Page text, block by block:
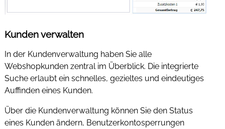
Kunden verwalten
In der Kundenverwaltung haben Sie alle
Webshopkunden zentral im Überblick. Die integrierte
Suche erlaubt ein schnelles, gezieltes und eindeutiges
Auffinden eines Kunden.
Über die Kundenverwaltung können Sie den Status
eines Kunden ändern, Benutzerkontosperrungen